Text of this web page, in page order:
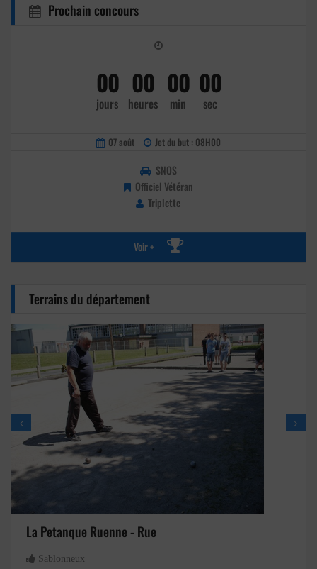
Prochain concours
00
jours
00
heures
00
min
00
sec
07 août Jet du but : 08H00
SNOS
Officiel Vétéran
Triplette
Voir +
Terrains du département
La Petanque Ruenne - Rue
Sablonneux